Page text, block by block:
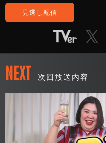
見逃し配信
NEXT 次回放送内容